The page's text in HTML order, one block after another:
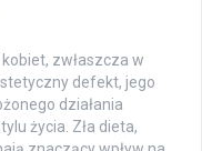
zwłaszcza w
defekt, jego
działania
życia. Zła dieta,